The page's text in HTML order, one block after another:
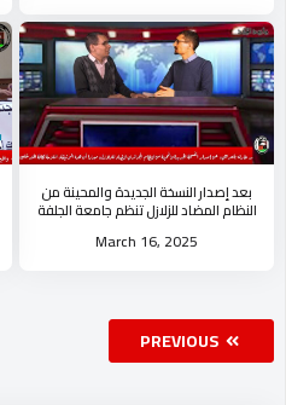
بعد إصدار النسخة الجديدة والمحينة من
النظام المضاد للزلازل تنظم جامعة الجلفة
March 16, 2025